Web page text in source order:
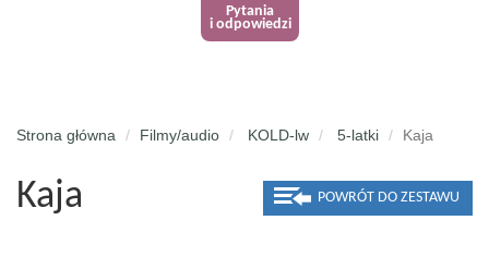
Pytania
i odpowiedzi
Strona główna Filmy/audio KOLD-lw 5-latki Kaja
Kaja POWRÓT DO ZESTAWU